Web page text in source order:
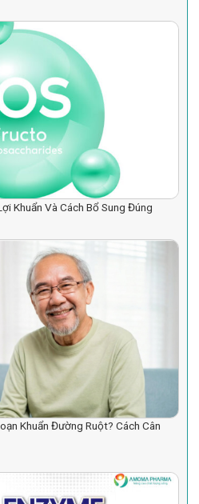
Khuẩn Và Cách Bổ Sung Đúng
Khuẩn Đường Ruột? Cách Cân